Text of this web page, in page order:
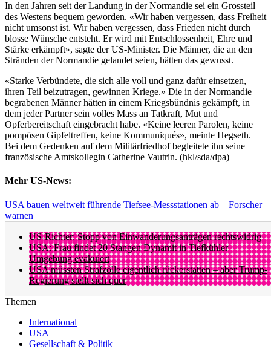
In den Jahren seit der Landung in der Normandie sei ein Grossteil
des Westens bequem geworden. «Wir haben vergessen, dass Freiheit
nicht umsonst ist. Wir haben vergessen, dass Frieden nicht durch
blosse Wünsche entsteht. Er wird mit Entschlossenheit, Ehre und
Stärke erkämpft», sagte der US-Minister. Die Männer, die an den
Stränden der Normandie gelandet seien, hätten das gewusst.
«Starke Verbündete, die sich alle voll und ganz dafür einsetzen,
ihren Teil beizutragen, gewinnen Kriege.» Die in der Normandie
begrabenen Männer hätten in einem Kriegsbündnis gekämpft, in
dem jeder Partner sein volles Mass an Tatkraft, Mut und
Opferbereitschaft eingebracht habe. «Keine leeren Parolen, keine
pompösen Gipfeltreffen, keine Kommuniqués», meinte Hegseth.
Bei dem Gedenken auf dem Militärfriedhof begleitete ihn seine
französische Amtskollegin Catherine Vautrin. (hkl/sda/dpa)
Mehr US-News:
USA bauen weltweit führende Tiefsee-Messstationen ab – Forscher
warnen
US-Richter: Stopp von Einwanderungsanträgen rechtswidrig
USA: Frau findet 20 Stangen Dynamit in Tiefkühler –
Umgebung evakuiert
USA müssten Strafzölle eigentlich rückerstatten – aber Trump-
Regierung stellt sich quer
Themen
International
USA
Gesellschaft & Politik